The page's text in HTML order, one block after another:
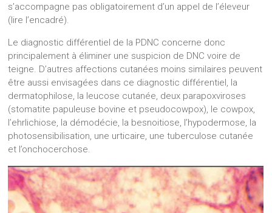
s’accompagne pas obligatoirement d’un appel de l’éleveur
(lire l’encadré).
Le diagnostic différentiel de la PDNC concerne donc
principalement à éliminer une suspicion de DNC voire de
teigne. D’autres affections cutanées moins similaires peuvent
être aussi envisagées dans ce diagnostic différentiel, la
dermatophilose, la leucose cutanée, deux parapoxviroses
(stomatite papuleuse bovine et pseudocowpox), le cowpox,
l’ehrlichiose, la démodécie, la besnoitiose, l’hypodermose, la
photosensibilisation, une urticaire, une tuberculose cutanée
et l’onchocerchose.